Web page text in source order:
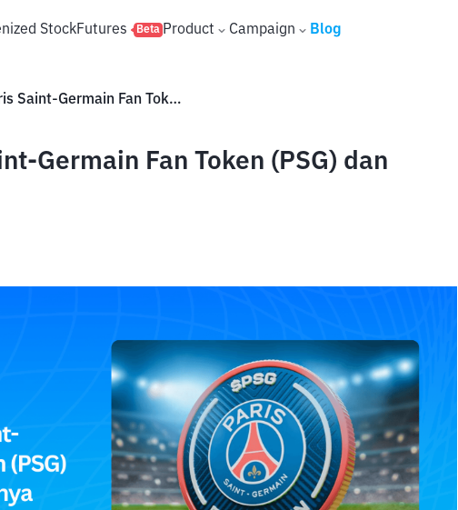
StockFutures Beta Product Campaign Blog
Cara Beli Paris Saint-Germain Fan Token (PSG) dan Potensi Harganya
Germain Fan Token (PSG) dan